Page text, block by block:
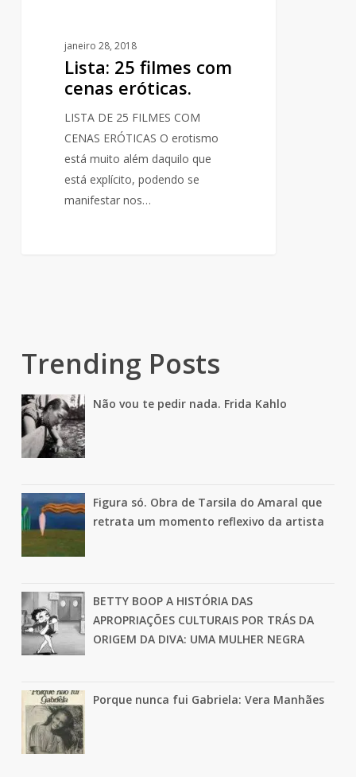
janeiro 28, 2018
Lista: 25 filmes com
cenas eróticas.
LISTA DE 25 FILMES COM
CENAS ERÓTICAS O erotismo
está muito além daquilo que
está explícito, podendo se
manifestar nos…
Trending Posts
Não vou te pedir nada. Frida Kahlo
Figura só. Obra de Tarsila do Amaral que
retrata um momento reflexivo da artista
BETTY BOOP A HISTÓRIA DAS
APROPRIAÇÕES CULTURAIS POR TRÁS DA
ORIGEM DA DIVA: UMA MULHER NEGRA
Porque nunca fui Gabriela: Vera Manhães